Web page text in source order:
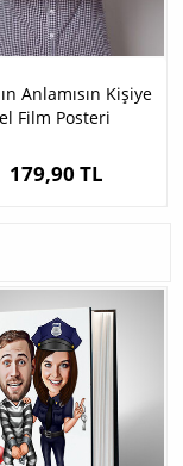
Anlamısın Kişiye
Film Posteri
179,90 TL